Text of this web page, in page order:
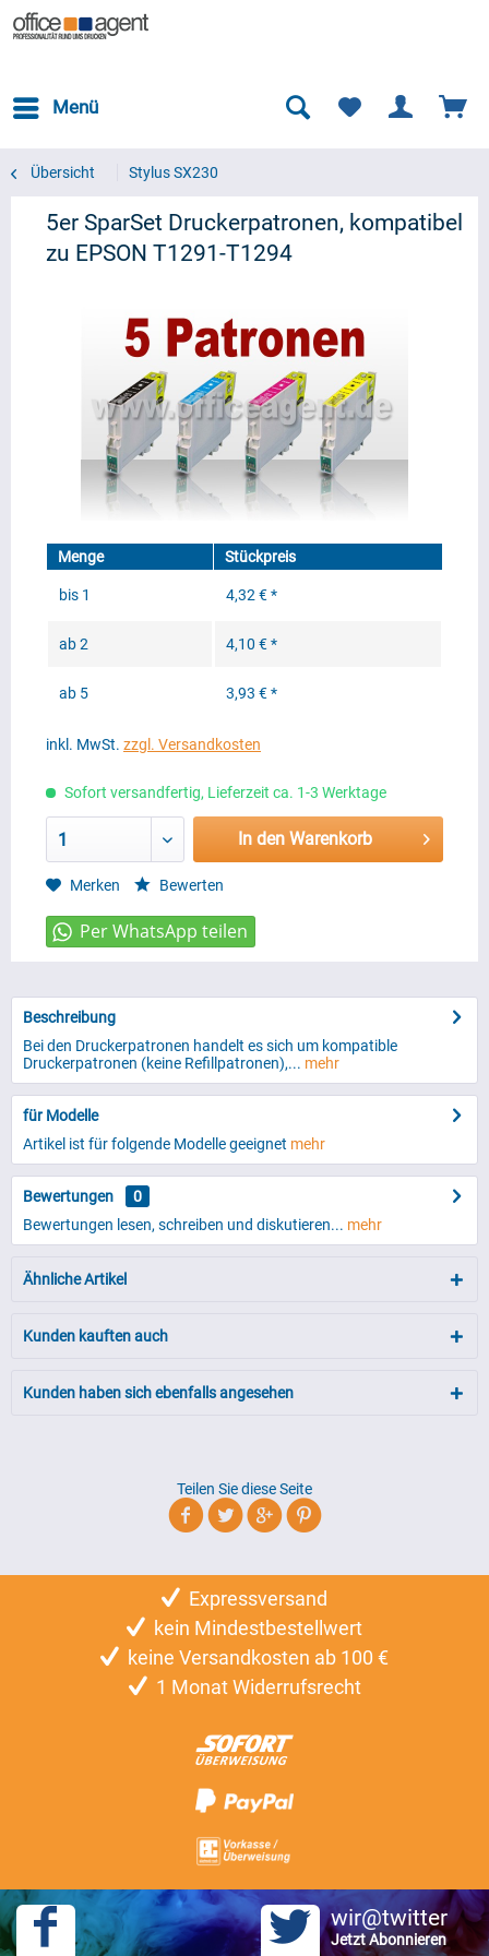
Menü
Übersicht Stylus SX230
5er SparSet Druckerpatronen, kompatibel
zu EPSON T1291-T1294
Menge Stückpreis
bis 1 4,32 € *
ab2 4,10 € *
ab 5 3,93 € *
inkl. MwSt. zzgl. Versandkosten
Sofort versandfertig, Lieferzeit ca. 1-3 Werktage
1 In den Warenkorb
Merken Bewerten
Beschreibung
Bei den Druckerpatronen handelt es sich um kompatible
Druckerpatronen (keine Refillpatronen),... mehr
für Modelle
Artikel ist für folgende Modelle geeignet mehr
Bewertungen
0
Bewertungen lesen, schreiben und diskutieren... mehr
Ähnliche Artikel
Kunden kauften auch
Kunden haben sich ebenfalls angesehen
Teilen Sie diese Seite
Expressversand
kein Mindestbestellwert
keine Versandkosten ab 100 €
1 Monat Widerrufsrecht
wir@twitter
Jetzt Abonnieren